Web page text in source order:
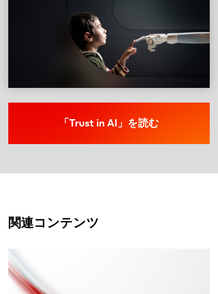
「Trust in AI」を読む
関連コンテンツ